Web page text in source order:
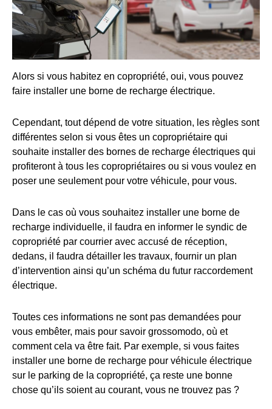
Alors si vous habitez en copropriété, oui, vous pouvez
faire installer une borne de recharge électrique.
Cependant, tout dépend de votre situation, les règles sont
différentes selon si vous êtes un copropriétaire qui
souhaite installer des bornes de recharge électriques qui
profiteront à tous les copropriétaires ou si vous voulez en
poser une seulement pour votre véhicule, pour vous.
Dans le cas où vous souhaitez installer une borne de
recharge individuelle, il faudra en informer le syndic de
copropriété par courrier avec accusé de réception,
dedans, il faudra détailler les travaux, fournir un plan
d’intervention ainsi qu’un schéma du futur raccordement
électrique.
Toutes ces informations ne sont pas demandées pour
vous embêter, mais pour savoir grossomodo, où et
comment cela va être fait. Par exemple, si vous faites
installer une borne de recharge pour véhicule électrique
sur le parking de la copropriété, ça reste une bonne
chose qu’ils soient au courant, vous ne trouvez pas ?